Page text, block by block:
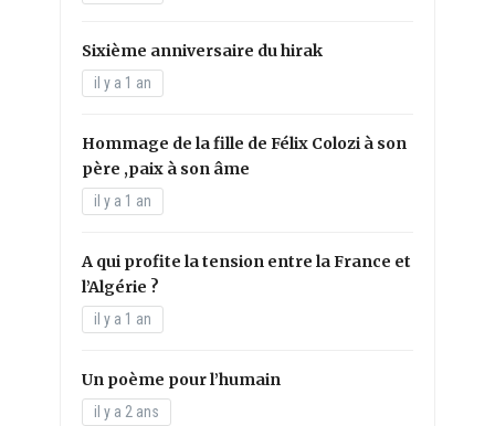
Sixième anniversaire du hirak
il y a 1 an
Hommage de la fille de Félix Colozi à son
père ,paix à son âme
il y a 1 an
A qui profite la tension entre la France et
l’Algérie ?
il y a 1 an
Un poème pour l’humain
il y a 2 ans